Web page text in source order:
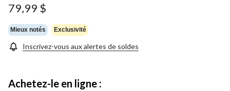
79,99 $
Mieux notés Exclusivité
Inscrivez-vous aux alertes de soldes
Achetez-le en ligne :